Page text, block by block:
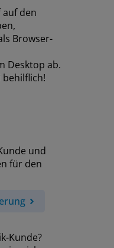
den
Browser-
Desktop ab.
behilflich!
und
für den
Kunde?